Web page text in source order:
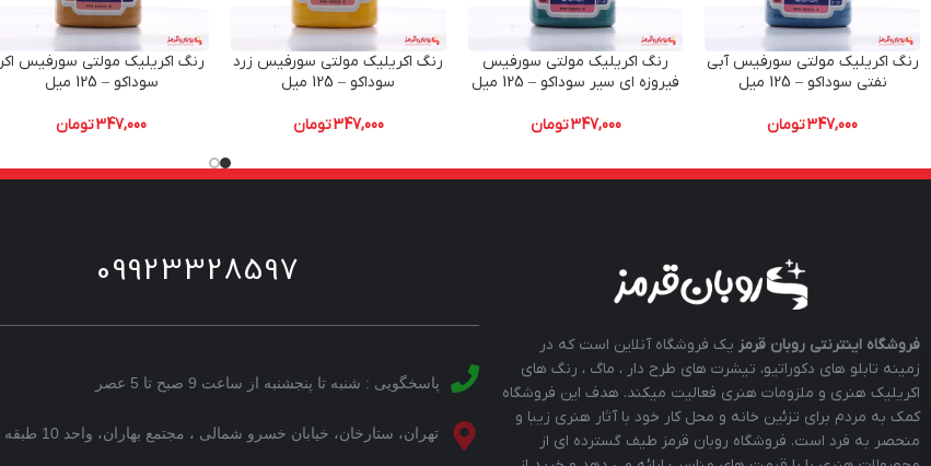
رنگ اکریلیک مولتی سورفیس آبی
نفتی سوداکو – 125 میل
347,000تومان
رنگ اکریلیک مولتی سورفیس
فیروزه ای سیر سوداکو – 125 میل
347,000تومان
رنگ اکریلیک مولتی سورفیس زرد
سوداکو – 125 میل
347,000تومان
رنگ اکریلیک مولتی سورفیس اکر
سوداکو – 125 میل
347,000تومان
فروشگاه اینترنتی روبان قرمز یک فروشگاه آنلاین است که در
زمینه تابلو های دکوراتیو، تیشرت های طرح دار ، ماگ ، رنگ های
اکریلیک هنری و ملزومات هنری فعالیت میکند. هدف این فروشگاه
کمک به مردم برای تزئین خانه و محل کار خود با آثار هنری زیبا و
منحصر به فرد است. فروشگاه روبان قرمز طیف گسترده ای از
09923328597
پاسخگویی : شنبه تا پنجشنبه از ساعت 9 صبح تا 5 عصر
تهران، ستارخان، خیابان خسرو شمالی ، مجتمع بهاران، واحد 10 طبقه 3